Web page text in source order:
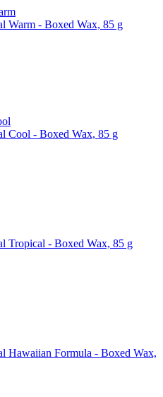
Warm - Boxed Wax, 85 g
Cool - Boxed Wax, 85 g
Tropical - Boxed Wax, 85 g
Formula - Boxed Wax,